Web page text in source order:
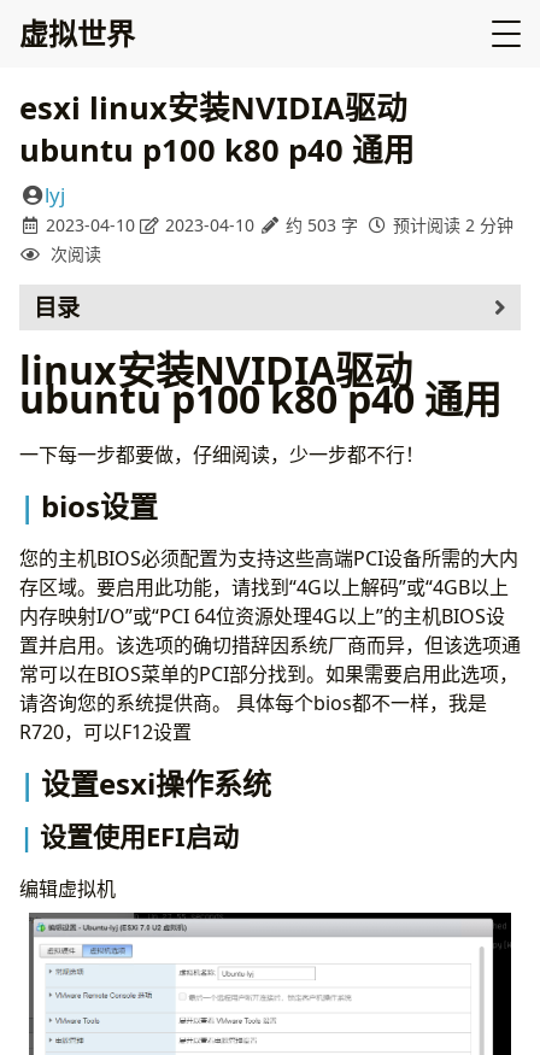
虚拟世界
esxi linux安装NVIDIA驱动
ubuntu p100 k80 p40 通用
lyj
2023-04-10 2023-04-10 约 503 字
预计阅读 2 分钟
次阅读
目录
bios设置
设置esxi操作系统
设置使用EFI启动
设置额外参数
linux配置
安装驱动
ref
linux安装NVIDIA驱动
ubuntu p100 k80 p40 通用
一下每一步都要做，仔细阅读，少一步都不行！
bios设置
您的主机BIOS必须配置为支持这些高端PCI设备所需的大内
存区域。要启用此功能，请找到“4G以上解码”或“4GB以上
内存映射I/O”或“PCI 64位资源处理4G以上”的主机BIOS设
置并启用。该选项的确切措辞因系统厂商而异，但该选项通
常可以在BIOS菜单的PCI部分找到。如果需要启用此选项，
请咨询您的系统提供商。 具体每个bios都不一样，我是
R720，可以F12设置
设置esxi操作系统
设置使用EFI启动
编辑虚拟机